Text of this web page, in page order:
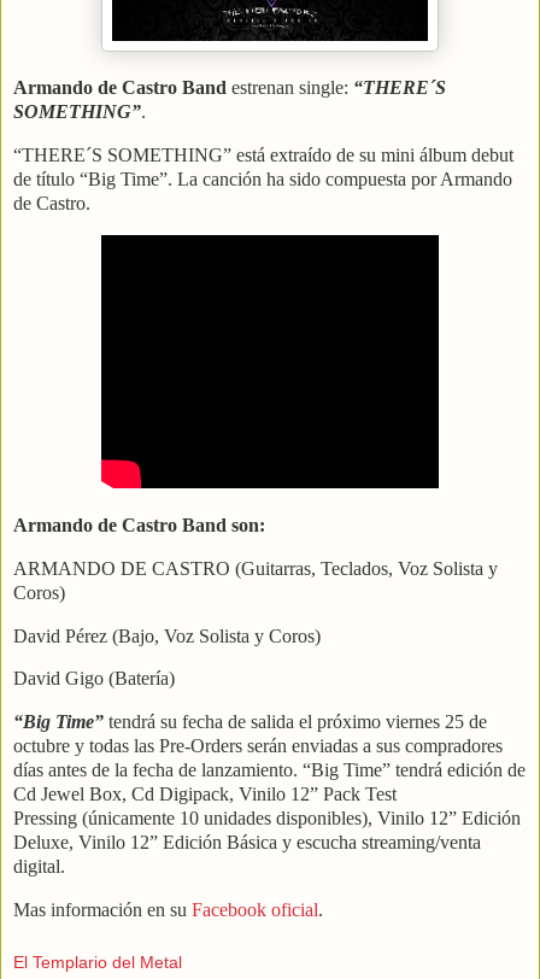
Armando de Castro Band estrenan single: “THERE´S
SOMETHING”.
“THERE´S SOMETHING” está extraído de su mini álbum debut
de título “Big Time”. La canción ha sido compuesta por Armando
de Castro.
Armando de Castro Band son:
ARMANDO DE CASTRO (Guitarras, Teclados, Voz Solista y
Coros)
David Pérez (Bajo, Voz Solista y Coros)
David Gigo (Batería)
“Big Time” tendrá su fecha de salida el próximo viernes 25 de
octubre y todas las Pre-Orders serán enviadas a sus compradores
días antes de la fecha de lanzamiento. “Big Time” tendrá edición de
Cd Jewel Box, Cd Digipack, Vinilo 12” Pack Test
Pressing (únicamente 10 unidades disponibles), Vinilo 12” Edición
Deluxe, Vinilo 12” Edición Básica y escucha streaming/venta
digital.
Mas información en su Facebook oficial.
El Templario del Metal